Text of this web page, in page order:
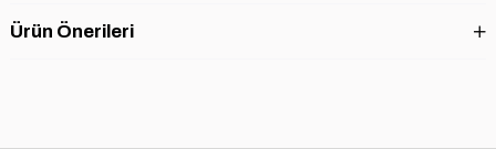
Ürün Önerileri